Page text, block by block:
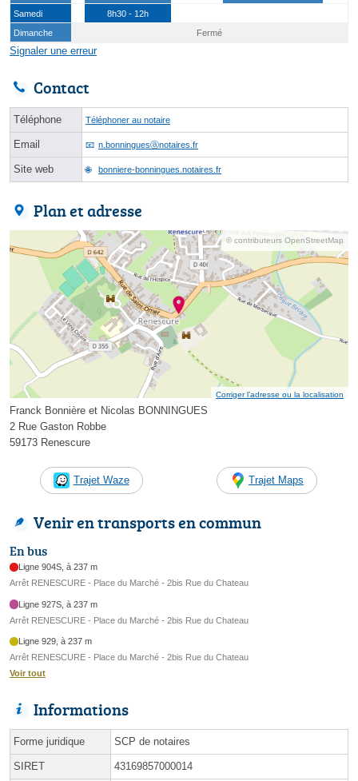
Samedi
8h30 - 12h
Dimanche
Fermé
Signaler une erreur
Contact
Téléphone Téléphoner au notaire
Email n.bonninguesⓐnotaires.fr
Site web bonniere-bonningues.notaires.fr
Plan et adresse
© contributeurs OpenStreetMap
Corriger l’adresse ou la localisation
Franck Bonnière et Nicolas BONNINGUES
2 Rue Gaston Robbe
59173 Renescure
Trajet Waze Trajet Maps
Venir en transports en commun
En bus
Ligne 904S, à 237 m
Arrêt RENESCURE - Place du Marché - 2bis Rue du Chateau
Ligne 927S, à 237 m
Arrêt RENESCURE - Place du Marché - 2bis Rue du Chateau
Ligne 929, à 237 m
Arrêt RENESCURE - Place du Marché - 2bis Rue du Chateau
Voir tout
Informations
Forme juridique SCP de notaires
SIRET 43169857000014